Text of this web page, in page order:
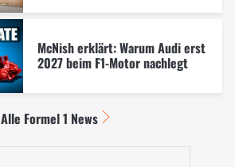
McNish erklärt: Warum Audi erst
2027 beim F1-Motor nachlegt
Alle Formel 1 News